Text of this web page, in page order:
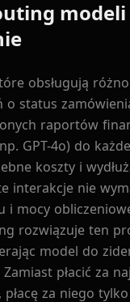
modeli
obsługują
o status
raportów
GPT-4o) do
koszty i
interakcje nie
i mocy
rozwiązuje ten
model do
płacić za
płacę za niego